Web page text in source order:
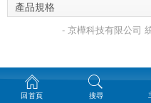
產品規格
- 京樺科技有限公司
回首頁 搜尋